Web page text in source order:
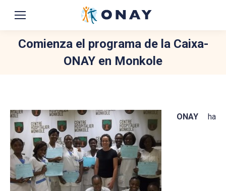
Comienza el programa de la Caixa-
ONAY en Monkole
ONAY ha